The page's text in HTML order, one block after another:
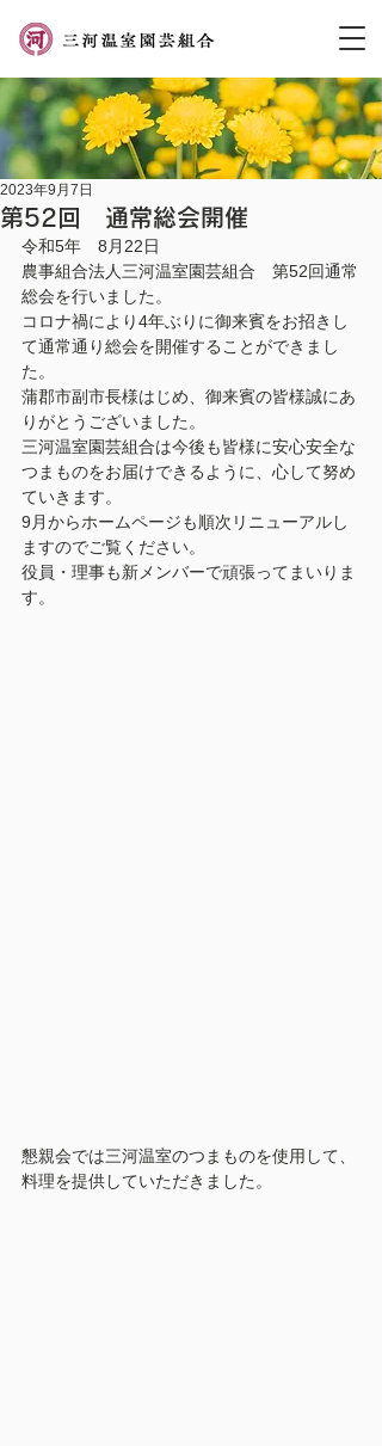
第52回 通常総会開催
2023年9月7日
令和5年　8月22日
農事組合法人三河温室園芸組合　第52回通常
総会を行いました。
コロナ禍により4年ぶりに御来賓をお招きし
て通常通り総会を開催することができまし
た。
蒲郡市副市長様はじめ、御来賓の皆様誠にあ
りがとうございました。
三河温室園芸組合は今後も皆様に安心安全な
つまものをお届けできるように、心して努め
ていきます。
9月からホームページも順次リニューアルし
ますのでご覧ください。
役員・理事も新メンバーで頑張ってまいりま
す。
懇親会では三河温室のつまものを使用して、
料理を提供していただきました。